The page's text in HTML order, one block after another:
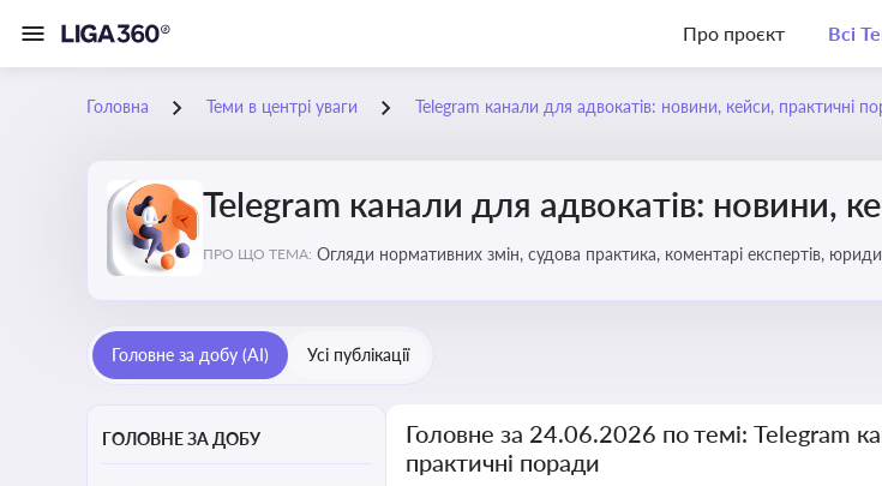
Про проєкт Всі
Головна Теми в центрі уваги Telegram канали для адвокатів: новини, кейси, практичні
Telegram канали для адвокатів: новини,
ПРО ЩО ТЕМА: Огляди нормативних змін, судова практика, коментарі експертів,
Головне за добу (AI) Усі публікації
ГОЛОВНЕ ЗА ДОБУ
Головне за 24.06.2026 по темі: Telegram
практичні поради